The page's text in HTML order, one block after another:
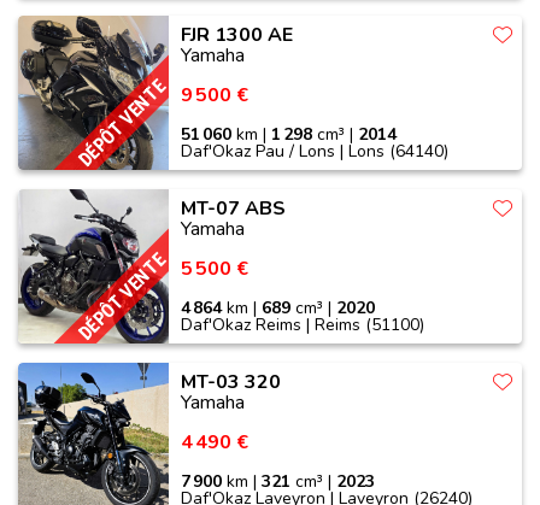
DÉPÔT VENTE
FJR 1300 AE
Yamaha
9 500 €
51 060 km | 1 298 cm³ | 2014
Daf'Okaz Pau / Lons | Lons (64140)
DÉPÔT VENTE
MT-07 ABS
Yamaha
5 500 €
4 864km | 689 cm³ | 2020
Daf'Okaz Reims | Reims (51100)
MT-03 320
Yamaha
4 490 €
7 900 km |321 cm³ | 2023
Daf'Okaz Laveyron | Laveyron (26240)